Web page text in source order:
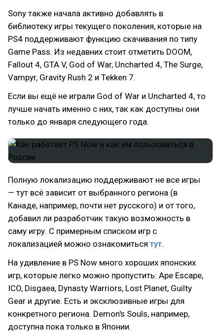
Sony также начала активно добавлять в
библиотеку игры текущего поколения, которые на
PS4 поддерживают функцию скачивания по типу
Game Pass. Из недавних стоит отметить DOOM,
Fallout 4, GTA V, God of War, Uncharted 4, The Surge,
Vampyr, Gravity Rush 2 и Tekken 7.
Если вы ещё не играли God of War и Uncharted 4, то
лучше начать именно с них, так как доступны они
только до января следующего года.
Полную локализацию поддерживают не все игры
— тут всё зависит от выбранного региона (в
Канаде, например, почти нет русского) и от того,
добавил ли разработчик такую возможность в
саму игру. С примерным списком игр с
локализацией можно ознакомиться тут.
На удивление в PS Now много хороших японских
игр, которые легко можно пропустить: Ape Escape,
ICO, Disgaea, Dynasty Warriors, Lost Planet, Guilty
Gear и другие. Есть и эксклюзивные игры для
конкретного региона. Demon's Souls, например,
доступна пока только в Японии.